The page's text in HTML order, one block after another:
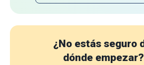
¿No estás seguro
dónde empezar?